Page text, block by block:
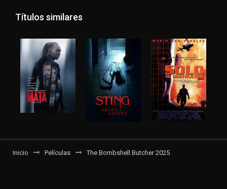
Títulos similares
Inicio Películas The Bombshell Butcher 2025